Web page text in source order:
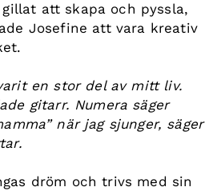
att skapa och pyssla,
Josefine att vara kreativ
en stor del av mitt liv.
gitarr. Numera säger
när jag sjunger, säger
dröm och trivs med sin